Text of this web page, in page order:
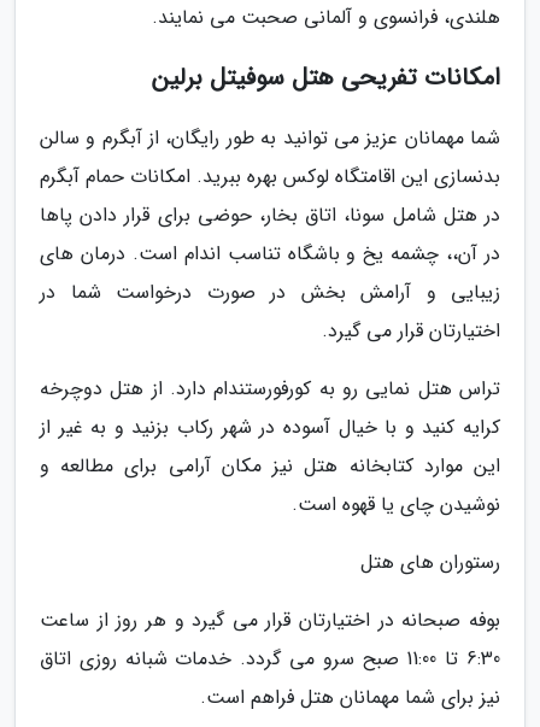
هلندی، فرانسوی و آلمانی صحبت می نمایند.
امکانات تفریحی هتل سوفیتل برلین
شما مهمانان عزیز می توانید به طور رایگان، از آبگرم و سالن
بدنسازی این اقامتگاه لوکس بهره ببرید. امکانات حمام آبگرم
در هتل شامل سونا، اتاق بخار، حوضی برای قرار دادن پاها
در آن،، چشمه یخ و باشگاه تناسب اندام است. درمان های
زیبایی و آرامش بخش در صورت درخواست شما در
اختیارتان قرار می گیرد.
تراس هتل نمایی رو به کورفورستندام دارد. از هتل دوچرخه
کرایه کنید و با خیال آسوده در شهر رکاب بزنید و به غیر از
این موارد کتابخانه هتل نیز مکان آرامی برای مطالعه و
نوشیدن چای یا قهوه است.
رستوران های هتل
بوفه صبحانه در اختیارتان قرار می گیرد و هر روز از ساعت
6:30 تا 11:00 صبح سرو می گردد. خدمات شبانه روزی اتاق
نیز برای شما مهمانان هتل فراهم است.